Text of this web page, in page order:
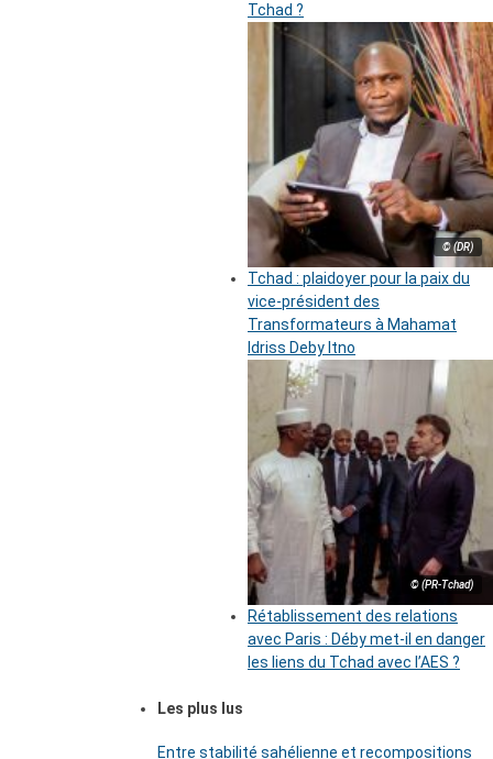
Tchad ?
© (DR)
Tchad : plaidoyer pour la paix du
vice-président des
Transformateurs à Mahamat
Idriss Deby Itno
© (PR-Tchad)
Rétablissement des relations
avec Paris : Déby met-il en danger
les liens du Tchad avec l’AES ?
Les plus lus
Entre stabilité sahélienne et recompositions